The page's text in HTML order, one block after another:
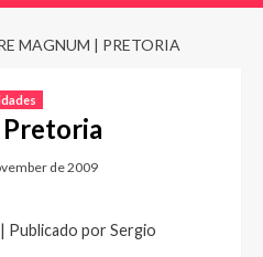
MAGNUM | PRETORIA
de 2009
Publicado por Sergio